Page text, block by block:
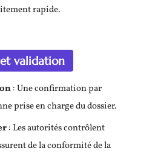
rapide.
validation
: Une confirmation par
prise en charge du dossier.
: Les autorités contrôlent
de la conformité de la